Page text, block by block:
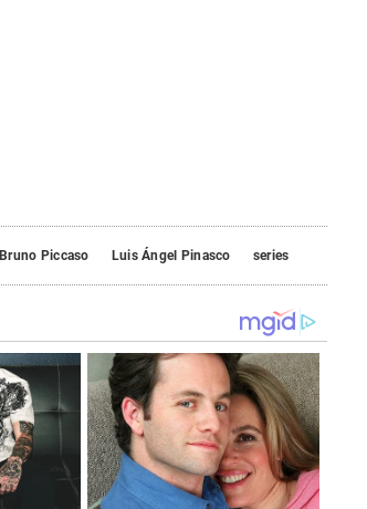
Bruno Piccaso Luis Ángel Pinasco series